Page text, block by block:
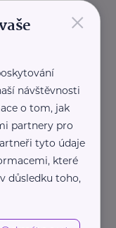
×
návštěvnosti
o tom, jak
partnery pro
tyto údaje
které
důsledku toho,